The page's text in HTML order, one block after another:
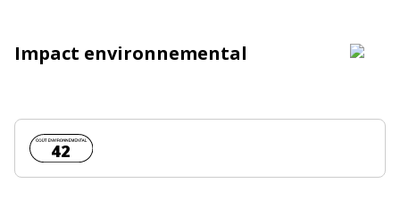
Impact environnemental
Coût environnemental :
42